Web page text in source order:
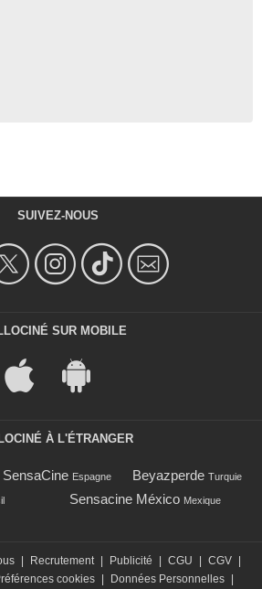
SUIVEZ-NOUS
SUR MOBILE
À L'ÉTRANGER
SensaCine Espagne Beyazperde Turquie
Sensacine México Mexique
| Recrutement | Publicité | CGU | CGV |
cookies | Données Personnelles |